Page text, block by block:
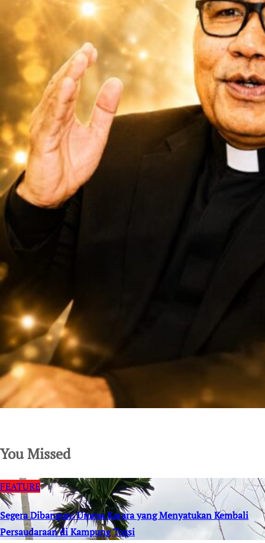
You Missed
FEATURE
Segera Dibangun: Umma Karara yang Menyatukan Kembali
Persaudaraan di Kampung Tossi